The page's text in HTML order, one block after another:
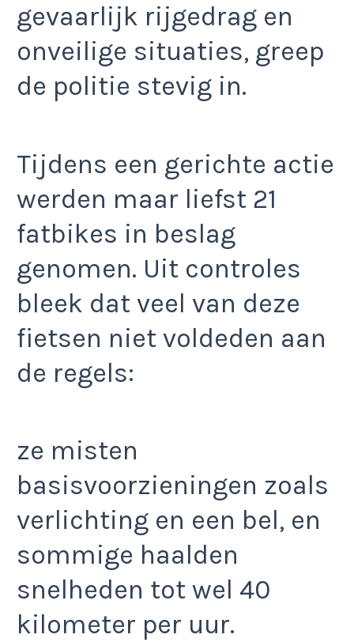
gevaarlijk rijgedrag en
onveilige situaties, greep
de politie stevig in.
Tijdens een gerichte actie
werden maar liefst 21
fatbikes in beslag
genomen. Uit controles
bleek dat veel van deze
fietsen niet voldeden aan
de regels:
ze misten
basisvoorzieningen zoals
verlichting en een bel, en
sommige haalden
snelheden tot wel 40
kilometer per uur.